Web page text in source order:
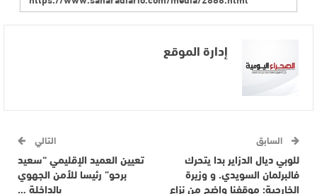
إدارة الموقع
السابق
للوبي ديال الدزاير بدا يتحرك
فالبرلمان السويدي. و وزيرة
الخارجية: موقفنا واضح من نزاع
التالي
تعيين العميد الإقليمي “سعيد
برحو” رئيسا للأمن الجهوي
بالداخلة …